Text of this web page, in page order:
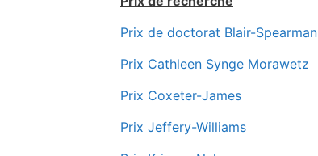
Prix de doctorat Blair-
Prix Cathleen Synge Morawetz
Prix Coxeter-James
Prix Jeffery-Williams